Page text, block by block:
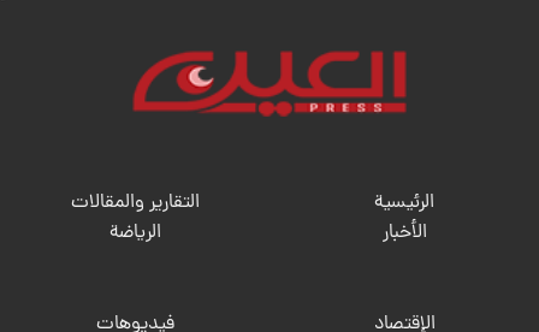
الرئيسية
الأخبار
التقارير والمقالات
الریاضة
الإقتصاد فيديوهات